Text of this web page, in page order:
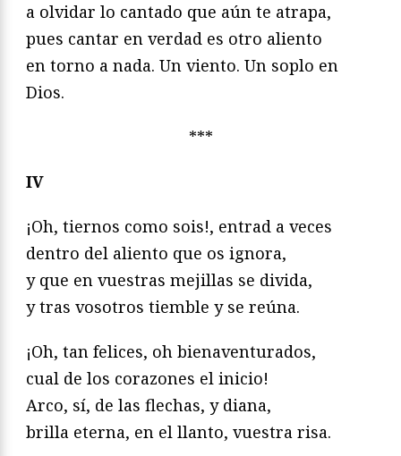
a olvidar lo cantado que aún te atrapa,
pues cantar en verdad es otro aliento
en torno a nada. Un viento. Un soplo en
Dios.
***
IV
¡Oh, tiernos como sois!, entrad a veces
dentro del aliento que os ignora,
y que en vuestras mejillas se divida,
y tras vosotros tiemble y se reúna.
¡Oh, tan felices, oh bienaventurados,
cual de los corazones el inicio!
Arco, sí, de las flechas, y diana,
brilla eterna, en el llanto, vuestra risa.